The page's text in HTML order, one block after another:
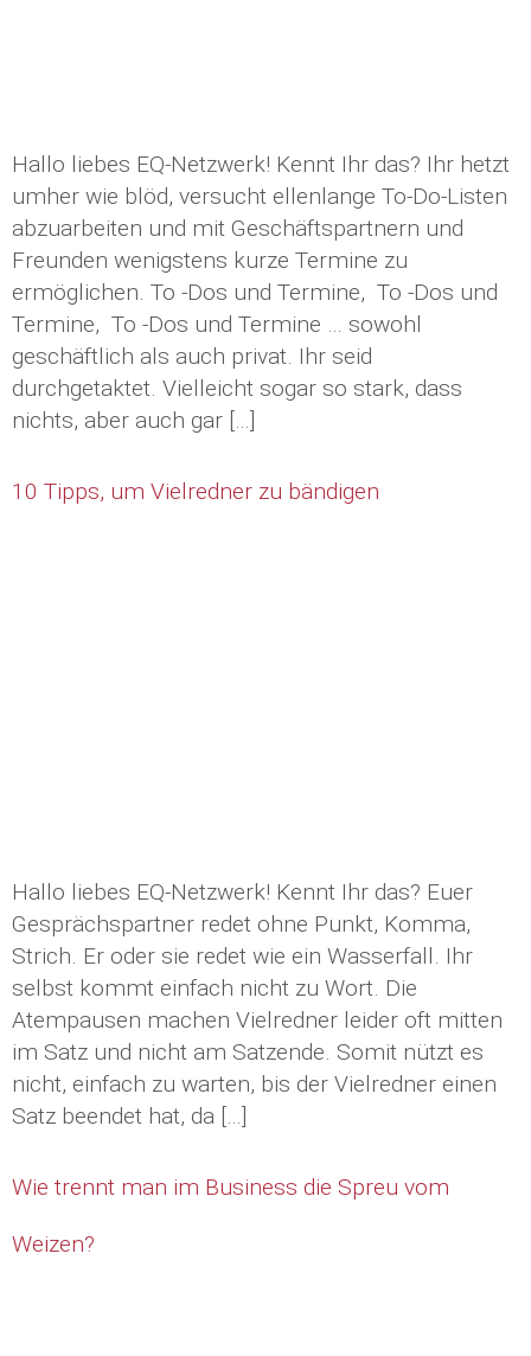
Hallo liebes EQ-Netzwerk! Kennt Ihr das? Ihr hetzt
umher wie blöd, versucht ellenlange To-Do-Listen
abzuarbeiten und mit Geschäftspartnern und
Freunden wenigstens kurze Termine zu
ermöglichen. To -Dos und Termine, To -Dos und
Termine, To -Dos und Termine … sowohl
geschäftlich als auch privat. Ihr seid
durchgetaktet. Vielleicht sogar so stark, dass
nichts, aber auch gar […]
10 Tipps, um Vielredner zu bändigen
Hallo liebes EQ-Netzwerk! Kennt Ihr das? Euer
Gesprächspartner redet ohne Punkt, Komma,
Strich. Er oder sie redet wie ein Wasserfall. Ihr
selbst kommt einfach nicht zu Wort. Die
Atempausen machen Vielredner leider oft mitten
im Satz und nicht am Satzende. Somit nützt es
nicht, einfach zu warten, bis der Vielredner einen
Satz beendet hat, da […]
Wie trennt man im Business die Spreu vom
Weizen?